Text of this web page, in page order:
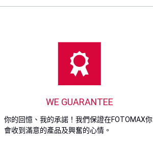
WE GUARANTEE
你的回憶、我的承諾！我們保證在FOTOMAX你
會收到滿意的產品及興奮的心情。